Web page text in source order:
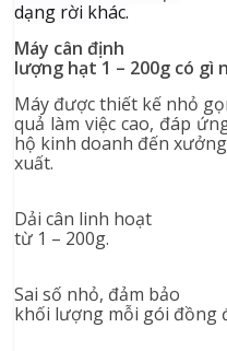
dạng rời khác.
Máy cân định
lượng hạt 1 – 200g có gì
Máy được thiết kế nhỏ
quả làm việc cao, đáp
hộ kinh doanh đến
xuất.
Dải cân linh hoạt
từ 1 – 200g.
Sai số nhỏ, đảm bảo
khối lượng mỗi gói đồng